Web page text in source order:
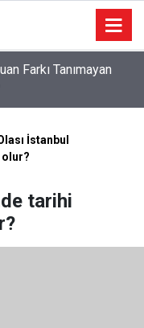
Farkı Tanımayan
İstanbul
olur?
tarihi